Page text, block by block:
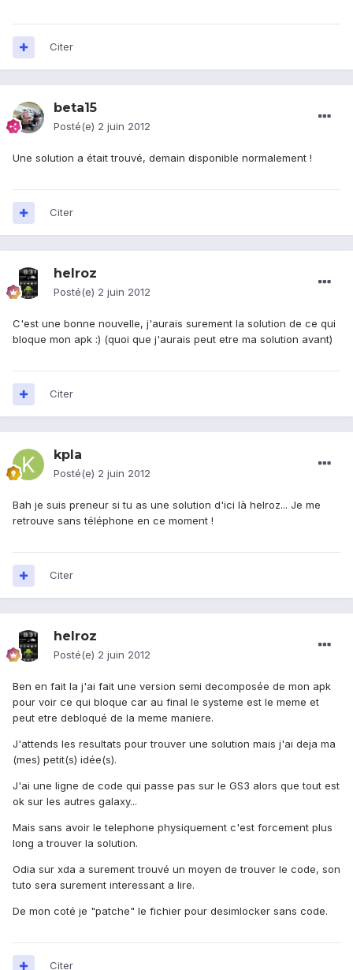
Citer
beta15
Posté(e) 2 juin 2012
Une solution a était trouvé, demain disponible normalement !
Citer
helroz
Posté(e) 2 juin 2012
C'est une bonne nouvelle, j'aurais surement la solution de ce qui
bloque mon apk :) (quoi que j'aurais peut etre ma solution avant)
Citer
kpla
Posté(e) 2 juin 2012
Bah je suis preneur si tu as une solution d'ici là helroz... Je me
retrouve sans téléphone en ce moment !
Citer
helroz
Posté(e) 2 juin 2012
Ben en fait la j'ai fait une version semi decomposée de mon apk
pour voir ce qui bloque car au final le systeme est le meme et
peut etre debloqué de la meme maniere.
J'attends les resultats pour trouver une solution mais j'ai deja ma
(mes) petit(s) idée(s).
J'ai une ligne de code qui passe pas sur le GS3 alors que tout est
ok sur les autres galaxy...
Mais sans avoir le telephone physiquement c'est forcement plus
long a trouver la solution.
Odia sur xda a surement trouvé un moyen de trouver le code, son
tuto sera surement interessant a lire.
De mon coté je "patche" le fichier pour desimlocker sans code.
Citer